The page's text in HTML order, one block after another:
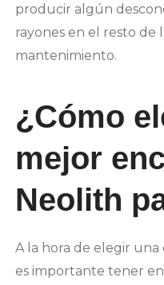
producir algún
rayones en el resto de
mantenimiento.
¿Cómo
mejor
Neolith
A la hora de elegir
es importante tener